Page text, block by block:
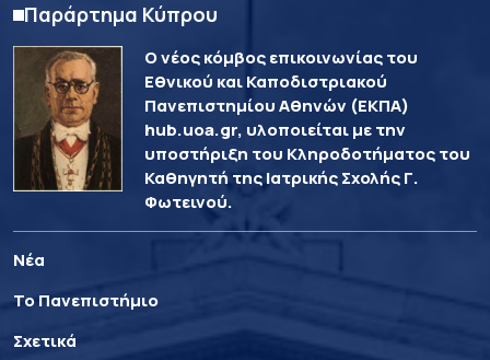
Παράρτημα Κύπρου
Ο νέος κόμβος επικοινωνίας του
Εθνικού και Καποδιστριακού
Πανεπιστημίου Αθηνών (ΕΚΠΑ)
hub.uoa.gr, υλοποιείται με την
υποστήριξη του Κληροδοτήματος του
Καθηγητή της Ιατρικής Σχολής Γ.
Φωτεινού.
Νέα
Το Πανεπιστήμιο
Σχετικά